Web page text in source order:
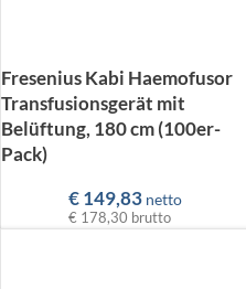
Fresenius Kabi Haemofusor
Transfusionsgerät mit
Belüftung, 180 cm (100er-
Pack)
€149,83 netto
€ 178,30 brutto